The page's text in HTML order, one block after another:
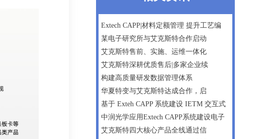
Extech CAPP|材料定额管理 提升工艺编
某电子研究所与艾克斯特合作启动
艾克斯特售前、实施、运维一体化
艾克斯特深耕优质售后|多家企业续
构建高质量研发数据管理体系
华夏特变与艾克斯特达成合作，启
基于 Exteh CAPP 系统建设 IETM 交互式
中润光学应用Extech CAPP系统建设电子
艾克斯特四大核心产品全线通过信